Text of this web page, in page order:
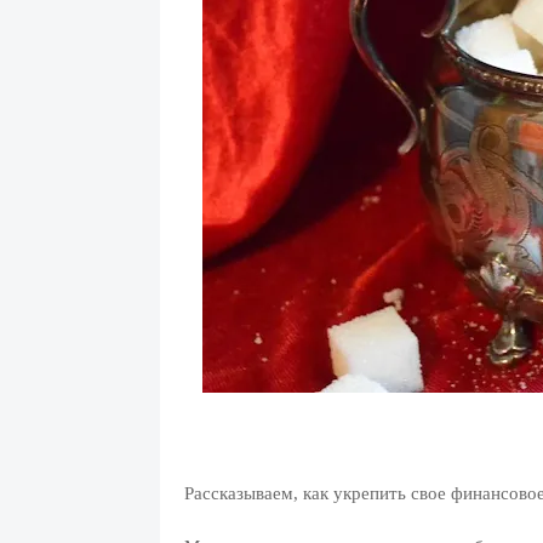
Рассказываем, как укрепить свое